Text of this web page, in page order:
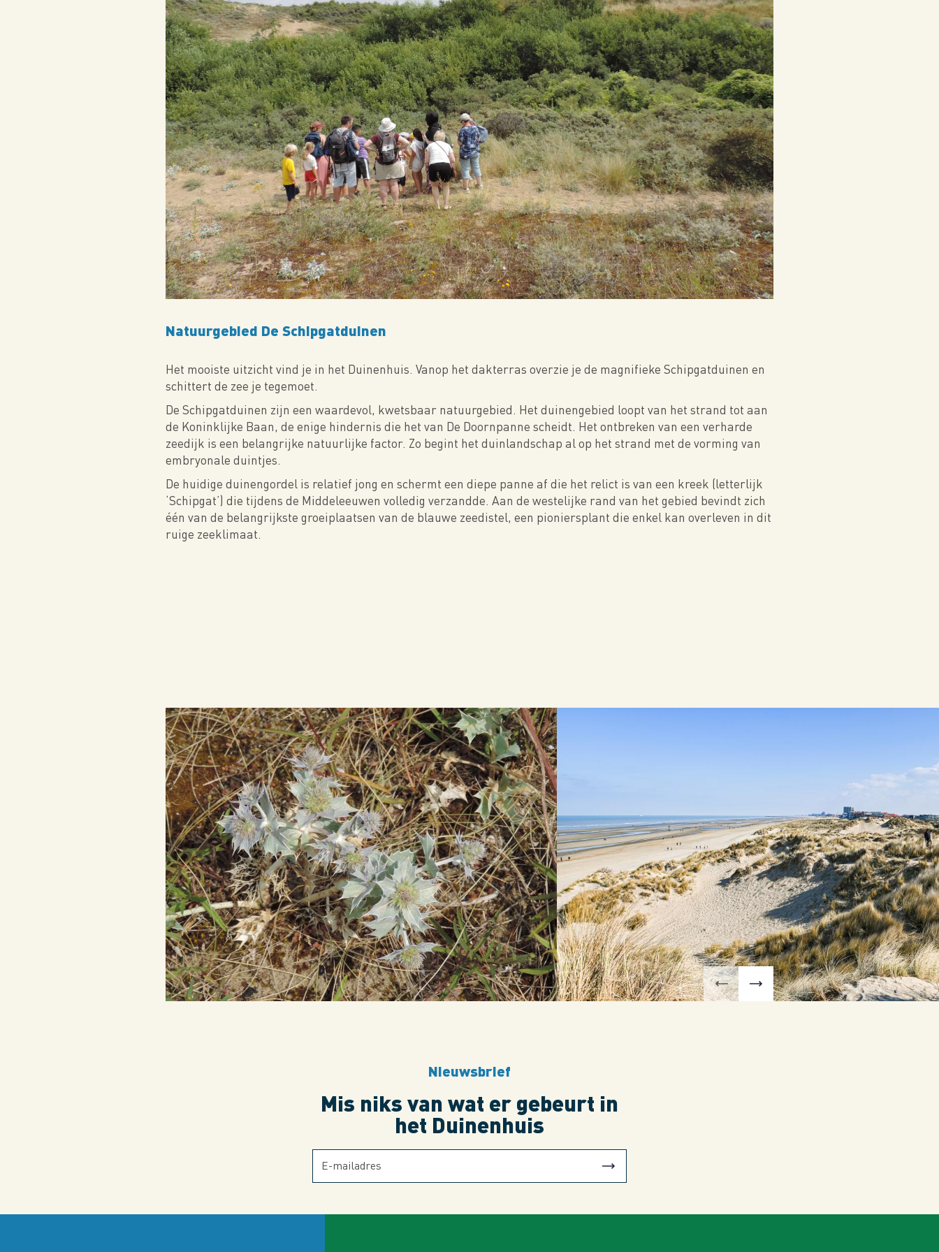
Natuurgebied De Schipgatduinen
Het mooiste uitzicht vind je in het Duinenhuis. Vanop het dakterras overzie je de magnifieke Schipgatduinen en
schittert de zee je tegemoet.
De Schipgatduinen zijn een waardevol, kwetsbaar natuurgebied. Het duinengebied loopt van het strand tot aan
de Koninklijke Baan, de enige hindernis die het van De Doornpanne scheidt. Het ontbreken van een verharde
zeedijk is een belangrijke natuurlijke factor. Zo begint het duinlandschap al op het strand met de vorming van
embryonale duintjes.
De huidige duinengordel is relatief jong en schermt een diepe panne af die het relict is van een kreek (letterlijk
‘Schipgat’) die tijdens de Middeleeuwen volledig verzandde. Aan de westelijke rand van het gebied bevindt zich
één van de belangrijkste groeiplaatsen van de blauwe zeedistel, een pioniersplant die enkel kan overleven in dit
ruige zeeklimaat.
Nieuwsbrief
Mis niks van wat er gebeurt in
het Duinenhuis